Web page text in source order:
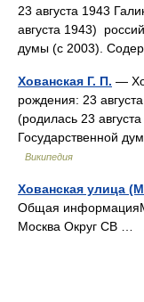
23 августа 1943
августа 1943)
думы (с 2003).
Хованская Г. П. —
рождения: 23
(родилась 23
Государственной
Википедия
Хованская улица
Общая
Москва Округ СВ …